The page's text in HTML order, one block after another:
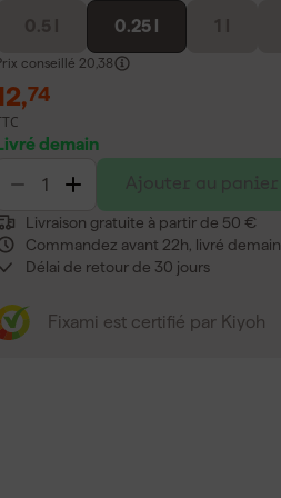
0.25 l
conseillé 20,38
,74
demain
Ajouter au panier
Livraison gratuite à partir de 50 €
Commandez avant 22h, livré demain
Délai de retour de 30 jours
Fixami est certifié par Kiyoh